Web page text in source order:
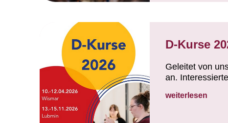
D-Kurse
Geleitet von
an.
weiterlesen